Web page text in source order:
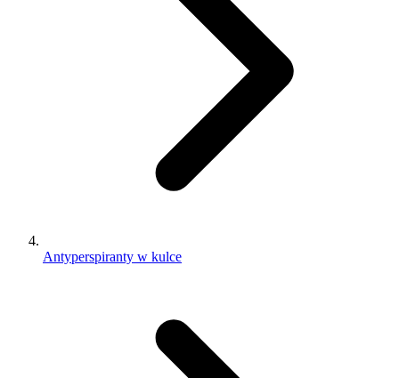
Antyperspiranty w kulce